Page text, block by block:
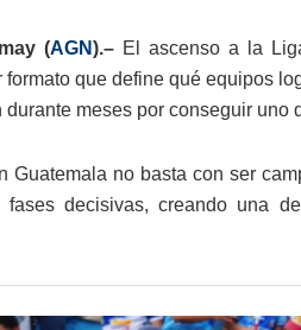
(AGN).– El ascenso a la
que define qué equipos
meses por conseguir uno
Guatemala no basta con ser
decisivas, creando una